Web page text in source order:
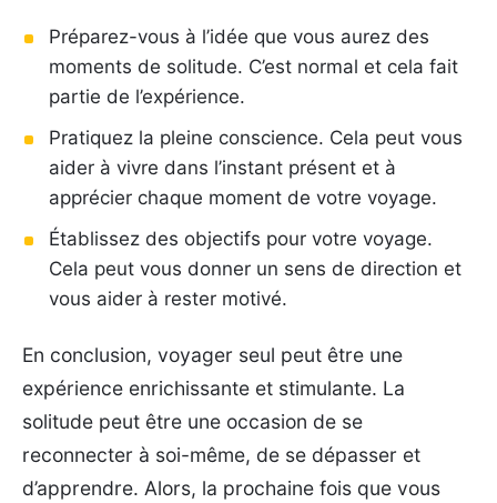
Préparez-vous à l’idée que vous aurez des
moments de solitude. C’est normal et cela fait
partie de l’expérience.
Pratiquez la pleine conscience. Cela peut vous
aider à vivre dans l’instant présent et à
apprécier chaque moment de votre voyage.
Établissez des objectifs pour votre voyage.
Cela peut vous donner un sens de direction et
vous aider à rester motivé.
En conclusion, voyager seul peut être une
expérience enrichissante et stimulante. La
solitude peut être une occasion de se
reconnecter à soi-même, de se dépasser et
d’apprendre. Alors, la prochaine fois que vous